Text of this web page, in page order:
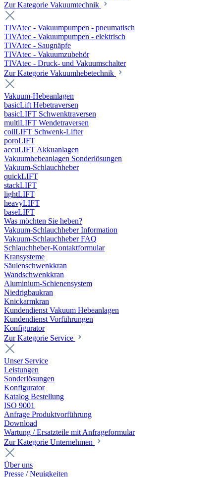
Zur Kategorie Vakuumtechnik
TIVAtec - Vakuumpumpen - pneumatisch
TIVAtec - Vakuumpumpen - elektrisch
TIVAtec - Saugnäpfe
TIVAtec - Vakuumzubehör
TIVAtec - Druck- und Vakuumschalter
Zur Kategorie Vakuumhebetechnik
Vakuum-Hebeanlagen
basicLift Hebetraversen
basicLIFT Schwenktraversen
multiLIFT Wendetraversen
coilLIFT Schwenk-Lifter
poroLIFT
accuLIFT Akkuanlagen
Vakuumhebeanlagen Sonderlösungen
Vakuum-Schlauchheber
quickLIFT
stackLIFT
lightLIFT
heavyLIFT
baseLIFT
Was möchten Sie heben?
Vakuum-Schlauchheber Information
Vakuum-Schlauchheber FAQ
Schlauchheber-Kontaktformular
Kransysteme
Säulenschwenkkran
Wandschwenkkran
Aluminium-Schienensystem
Niedrigbaukran
Knickarmkran
Kundendienst Vakuum Hebeanlagen
Kundendienst Vorführungen
Konfigurator
Zur Kategorie Service
Unser Service
Leistungen
Sonderlösungen
Konfigurator
Katalog Bestellung
ISO 9001
Anfrage Produktvorführung
Download
Wartung / Ersatzteile mit Anfrageformular
Zur Kategorie Unternehmen
Über uns
Presse / Neuigkeiten